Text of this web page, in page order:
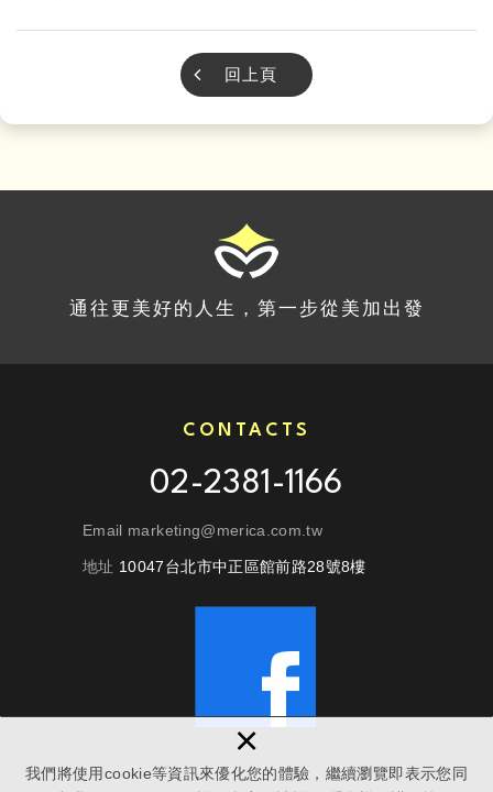
我們將使用cookie等資訊來優化您的體驗，繼續瀏覽即表示您同
×
回上頁
通往更美好的人生，第一步從美加出發
CONTACTS
02-2381-1166
Email marketing@merica.com.tw
地址 10047台北市中正區館前路28號8樓